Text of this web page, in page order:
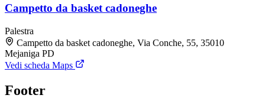
Campetto da basket cadoneghe
Palestra
Campetto da basket cadoneghe, Via Conche, 55, 35010
Mejaniga PD
Vedi scheda Maps
Footer